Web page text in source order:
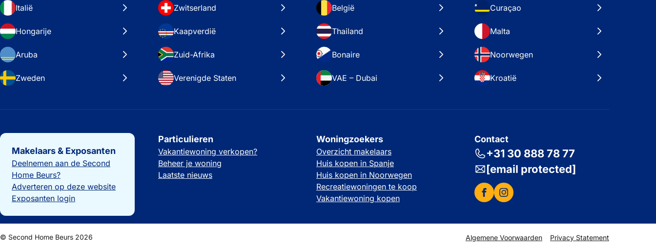
Italië Zwitserland België Curaçao
Hongarije Kaapverdië Thailand Malta
Aruba Zuid-Afrika Bonaire Noorwegen
Zweden Verenigde Staten VAE – Dubai Kroatië
Belangrijke links
Makelaars & Exposanten
Deelnemen aan de Second
Home Beurs?
Adverteren op deze website
Exposanten login
Particulieren
Vakantiewoning verkopen?
Beheer je woning
Laatste nieuws
Woningzoekers
Overzicht makelaars
Huis kopen in Spanje
Huis kopen in Noorwegen
Recreatiewoningen te koop
Vakantiewoning kopen
Contact
+31 30 888 78 77
[email protected]
© Second Home Beurs 2026 Algemene Voorwaarden Privacy Statement